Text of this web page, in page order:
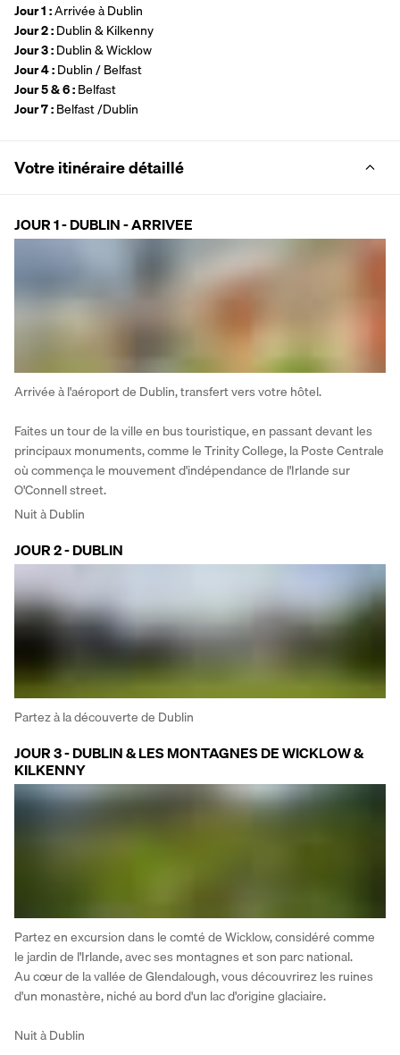
Jour 1 : Arrivée à Dublin
Jour 2 : Dublin & Kilkenny
Jour 3 : Dublin & Wicklow
Jour 4 : Dublin / Belfast
Jour 5 & 6 : Belfast
Jour 7 : Belfast /Dublin
Votre itinéraire détaillé
JOUR 1 - DUBLIN - ARRIVEE
Arrivée à l'aéroport de Dublin, transfert vers votre hôtel.
Faites un tour de la ville en bus touristique, en passant devant les
principaux monuments, comme le Trinity College, la Poste Centrale
où commença le mouvement d'indépendance de l'Irlande sur
O'Connell street.
Nuit à Dublin
JOUR 2 - DUBLIN
Partez à la découverte de Dublin
JOUR 3 - DUBLIN & LES MONTAGNES DE WICKLOW &
KILKENNY
Partez en excursion dans le comté de Wicklow, considéré comme
le jardin de l'Irlande, avec ses montagnes et son parc national.
Au cœur de la vallée de Glendalough, vous découvrirez les ruines
d'un monastère, niché au bord d'un lac d'origine glaciaire.
Nuit à Dublin